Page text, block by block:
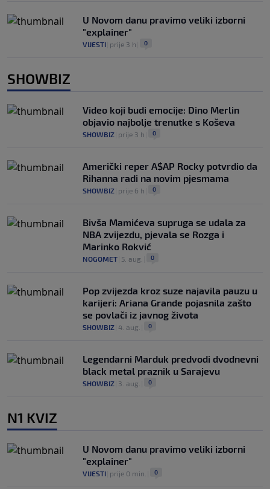
U Novom danu pravimo veliki izborni
"explainer"
VIJESTI prije 3 h 0
SHOWBIZ
Video koji budi emocije: Dino Merlin
objavio najbolje trenutke s Koševa
SHOWBIZ prije 3 h 0
Američki reper A$AP Rocky potvrdio da
Rihanna radi na novim pjesmama
SHOWBIZ prije 6 h 0
Bivša Mamićeva supruga se udala za
NBA zvijezdu, pjevala se Rozga i
Marinko Rokvić
NOGOMET 5. aug. 0
Pop zvijezda kroz suze najavila pauzu u
karijeri: Ariana Grande pojasnila zašto
se povlači iz javnog života
SHOWBIZ 4. aug. 0
Legendarni Marduk predvodi dvodnevni
black metal praznik u Sarajevu
SHOWBIZ 3. aug. 0
N1 KVIZ
U Novom danu pravimo veliki izborni
"explainer"
VIJESTI prije 0 min. 0